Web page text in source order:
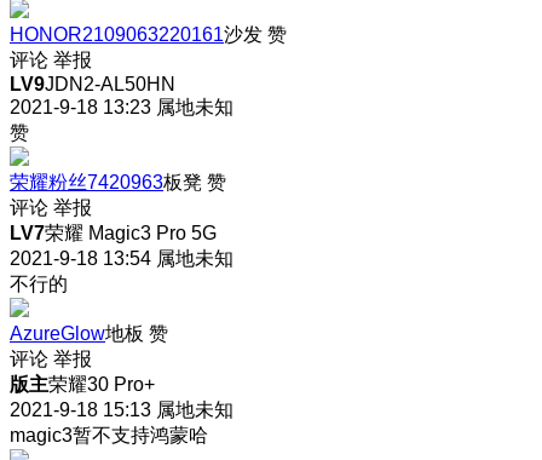
HONOR2109063220161沙发 赞
评论 举报
LV9JDN2-AL50HN
2021-9-18 13:23 属地未知
赞
荣耀粉丝7420963板凳 赞
评论 举报
LV7荣耀 Magic3 Pro 5G
2021-9-18 13:54 属地未知
不行的
AzureGlow地板 赞
评论 举报
版主荣耀30 Pro+
2021-9-18 15:13 属地未知
magic3暂不支持鸿蒙哈